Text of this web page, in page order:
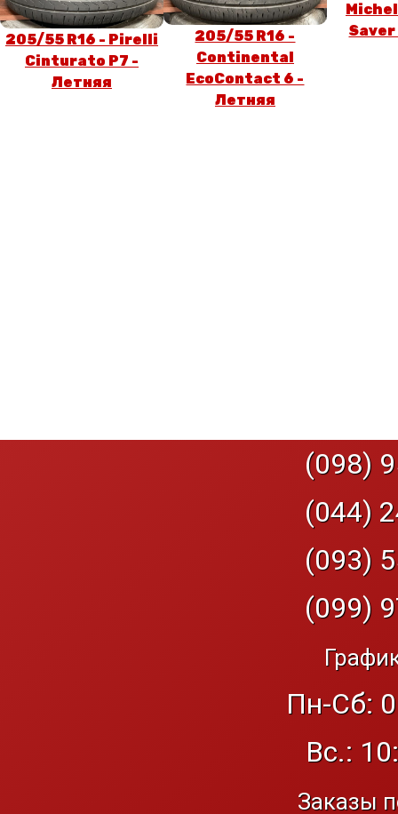
205/55 R16 - Pirelli
Cinturato P7 -
Летняя
205/55 R16 -
Continental
EcoContact 6 -
Летняя
(098)
(044)
(093)
(099)
Пн-Сб:
Вс.:
Заказы